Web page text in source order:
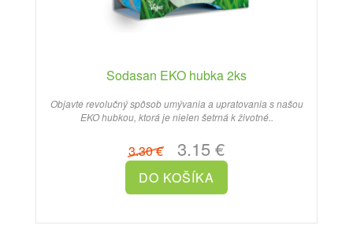
Sodasan EKO hubka 2ks
Objavte revolučný spôsob umývania a upratovania s našou
EKO hubkou, ktorá je nielen šetrná k životné..
3.30 €3.15 €